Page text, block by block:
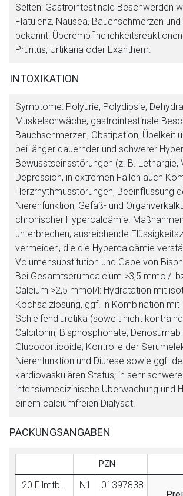
Selten: Gastrointestinale Beschwerden
Flatulenz, Nausea, Bauchschmerzen
bekannt:
Pruritus, Urtikaria oder Exanthem.
INTOXIKATION
Symptome: Polyurie, Polydipsie,
Muskelschwäche, gastrointestinale
Bauchschmerzen, Obstipation, Übelkeit
bei länger dauernder und schwerer
Bewusstseinsstörungen (z. B. Lethargie,
Depression, in extremen Fällen auch
Herzrhythmusstörungen, Beeinflussung
Nierenfunktion; Gefäß- und
chronischer Hypercalcämie.
unterbrechen; ausreichende
vermeiden, die die Hypercalcämie
Volumensubstitution und Gabe von
Bei Gesamtserumcalcium >3,5 mmol/l
Calcium >2,5 mmol/l: Hydratation mit
Kochsalzlösung, ggf. in Kombination mit
Schleifendiuretika (soweit nicht
Calcitonin, Bisphosphonate,
Glucocorticoide; Kontrolle der
Nierenfunktion und Diurese sowie ggf.
kardiovaskulären Status; in sehr
intensivmedizinische Überwachung und
einem calciumfreien Dialysat.
PACKUNGSANGABEN
PZN
20 Filmtbl. N1
01397838